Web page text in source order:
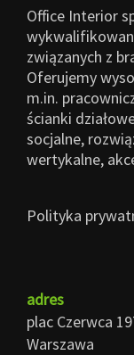
Office Interior
związanych z
Oferujemy
m.in.
ścianki
socjalne,
wertykalne,
Polityka
adres
plac Czerwca
Warszawa